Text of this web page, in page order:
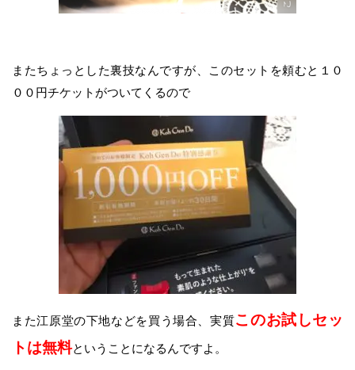
またちょっとした裏技なんですが、このセットを頼むと１０
００円チケットがついてくるので
また江原堂の下地などを買う場合、実質このお試しセッ
トは無料ということになるんですよ。